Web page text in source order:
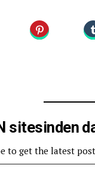
sitesinden
to get the latest